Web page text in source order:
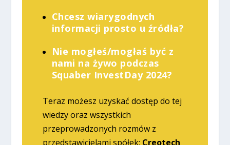
Chcesz wiarygodnych
informacji prosto u źródła?
Nie mogłeś/mogłaś być z
nami na żywo podczas
Squaber InvestDay 2024?
Teraz możesz uzyskać dostęp do tej
wiedzy oraz wszystkich
przeprowadzonych rozmów z
przedstawicielami spółek: Creotech